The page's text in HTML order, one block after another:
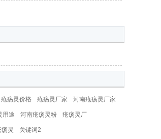
疮疡灵价格 疮疡灵厂家 河南疮疡灵厂家
用途 河南疮疡灵粉 疮疡灵厂
灵 关键词2